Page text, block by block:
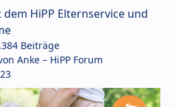
HiPP Elternservice und
Beiträge
Anke – HiPP Forum